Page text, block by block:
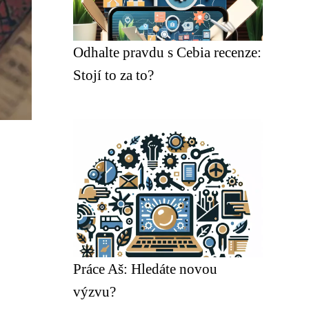
Odhalte pravdu s Cebia recenze:
Stojí to za to?
Práce Aš: Hledáte novou
výzvu?